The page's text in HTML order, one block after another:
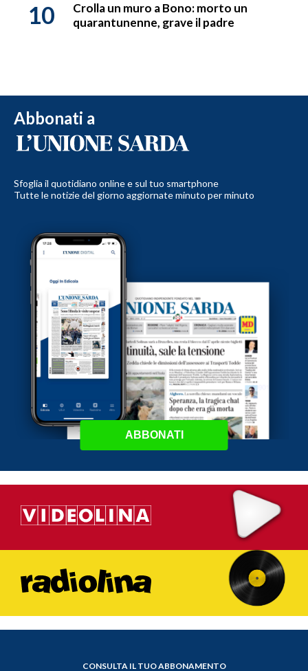
10
Crolla un muro a Bono: morto un
quarantunenne, grave il padre
Abbonati a
Sfoglia il quotidiano online e sul tuo smartphone
Tutte le notizie del giorno aggiornate minuto per minuto
ABBONATI
CONSULTA IL TUO ABBONAMENTO